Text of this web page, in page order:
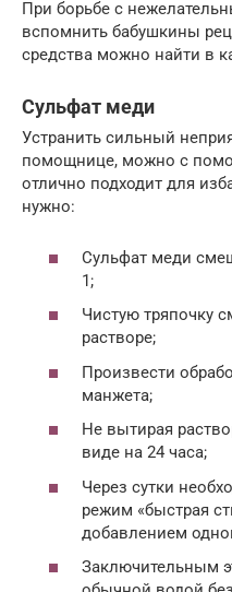
При борьбе с
вспомнить бабушкины
средства можно найти в
Сульфат меди
Устранить сильный
помощнице, можно с
отлично подходит для
нужно:
Сульфат меди
1;
Чистую тряпочку
растворе;
Произвести
манжета;
Не вытирая
виде на 24 часа;
Через сутки
режим «быстрая
добавлением
Заключительным